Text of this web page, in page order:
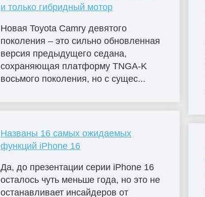
и только гибридный мотор
Новая Toyota Camry девятого
поколения – это сильно обновленная
версия предыдущего седана,
сохраняющая платформу TNGA-K
восьмого поколения, но с сущес...
Названы 16 самых ожидаемых
функций iPhone 16
Да, до презентации серии iPhone 16
осталось чуть меньше года, но это не
останавливает инсайдеров от